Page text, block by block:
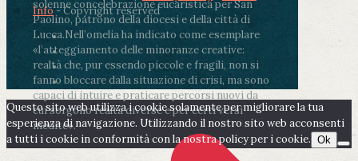
solenne concelebrazione eucaristica per San
Paolino, patrono della diocesi e della città di
Lucca.Nell’omelia ha indicato come esemplare
«l’atteggiamento delle minoranze creative:
realtà che, pur essendo piccole e fragili, non si
fanno bloccare dalla situazione di crisi, ma sono
capaci di intuire e praticare percorsi nuovi da
cui sorgono realtà diverse e per certi versi
inedite».
Info- Copyright reserved
Questo sito web utilizza i cookie solamente per migliorare la tua
esperienza di navigazione. Utilizzando il nostro sito web acconsenti
a tutti i cookie in conformità con la nostra policy per i cookie. Ok